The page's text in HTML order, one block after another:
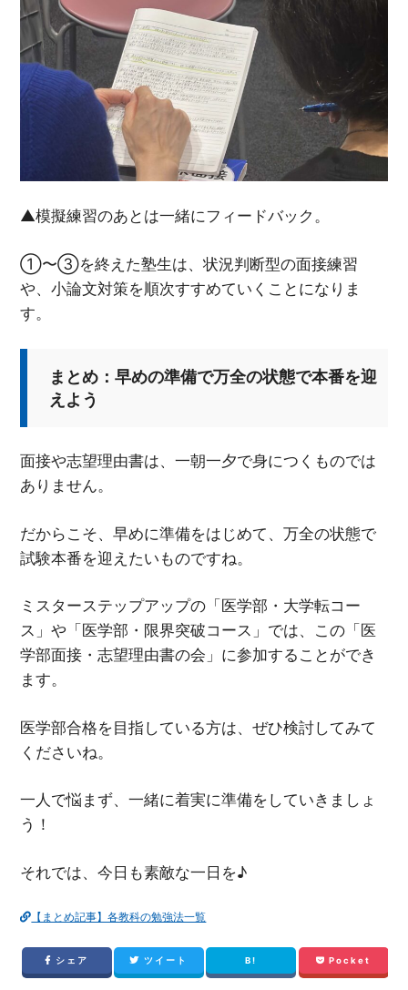
▲模擬練習のあとは一緒にフィードバック。
①〜③を終えた塾生は、状況判断型の面接練習
や、小論文対策を順次すすめていくことになりま
す。
まとめ：早めの準備で万全の状態で本番を迎
えよう
面接や志望理由書は、一朝一夕で身につくものでは
ありません。
だからこそ、早めに準備をはじめて、万全の状態で
試験本番を迎えたいものですね。
ミスターステップアップの「医学部・大学転コー
ス」や「医学部・限界突破コース」では、この「医
学部面接・志望理由書の会」に参加することができ
ます。
医学部合格を目指している方は、ぜひ検討してみて
くださいね。
一人で悩まず、一緒に着実に準備をしていきましょ
う！
それでは、今日も素敵な一日を♪
【まとめ記事】各教科の勉強法一覧
シェア ツイート B! Pocket